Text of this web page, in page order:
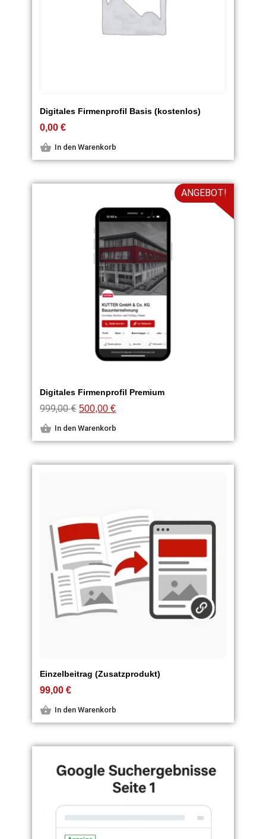
Digitales Firmenprofil Basis (kostenlos)
0,00€
In den Warenkorb
ANGEBOT!
Digitales Firmenprofil Premium
999,00€ 500,00€
In den Warenkorb
Einzelbeitrag (Zusatzprodukt)
99,00€
In den Warenkorb